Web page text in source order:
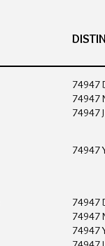
74947
74947
74947
74947
74947
74947
74947